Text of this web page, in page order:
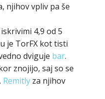
njihov vpliv pa še
iskrivimi 4,9 od 5
je TorFX kot tisti
dviguje bar.
znojijo, saj so se
Remitly za njihov